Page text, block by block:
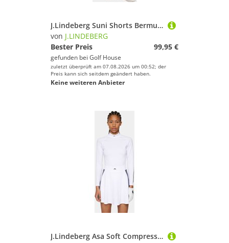
J.Lindeberg Suni Shorts Bermuda Hose weiß
von J.LINDEBERG
Bester Preis
99,95 €
gefunden bei Golf House
zuletzt überprüft am 07.08.2026 um 00:52; der
Preis kann sich seitdem geändert haben.
Keine weiteren Anbieter
J.Lindeberg Asa Soft Compression Top Mock Unterzieher weiß